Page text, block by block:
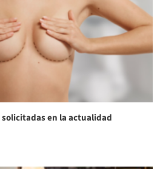
en la actualidad